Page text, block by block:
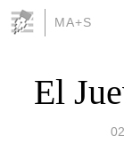
MA+S
El